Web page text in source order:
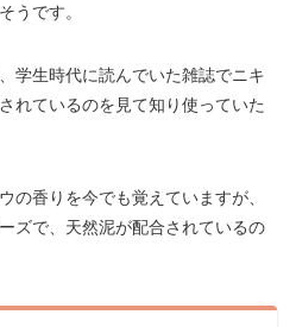
うです。
学生時代に読んでいた雑誌でニキ
れているのを見て知り使っていた
の香りを今でも覚えていますが、
ズで、天然泥が配合されているの